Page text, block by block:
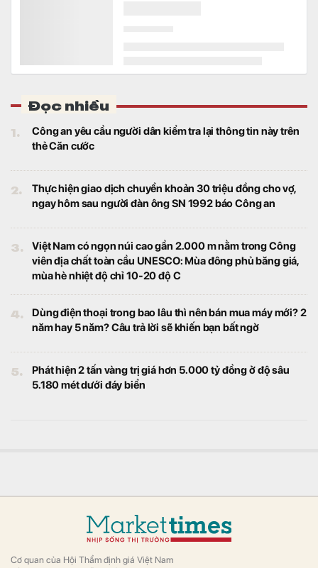
Đọc nhiều
1.
Công an yêu cầu người dân kiểm tra lại thông tin này trên
thẻ Căn cước
2.
Thực hiện giao dịch chuyển khoản 30 triệu đồng cho vợ,
ngay hôm sau người đàn ông SN 1992 báo Công an
3.
Việt Nam có ngọn núi cao gần 2.000 m nằm trong Công
viên địa chất toàn cầu UNESCO: Mùa đông phủ băng giá,
mùa hè nhiệt độ chỉ 10-20 độ C
4.
Dùng điện thoại trong bao lâu thì nên bán mua máy mới? 2
năm hay 5 năm? Câu trả lời sẽ khiến bạn bất ngờ
5.
Phát hiện 2 tấn vàng trị giá hơn 5.000 tỷ đồng ở độ sâu
5.180 mét dưới đáy biển
Cơ quan của Hội Thẩm định giá Việt Nam